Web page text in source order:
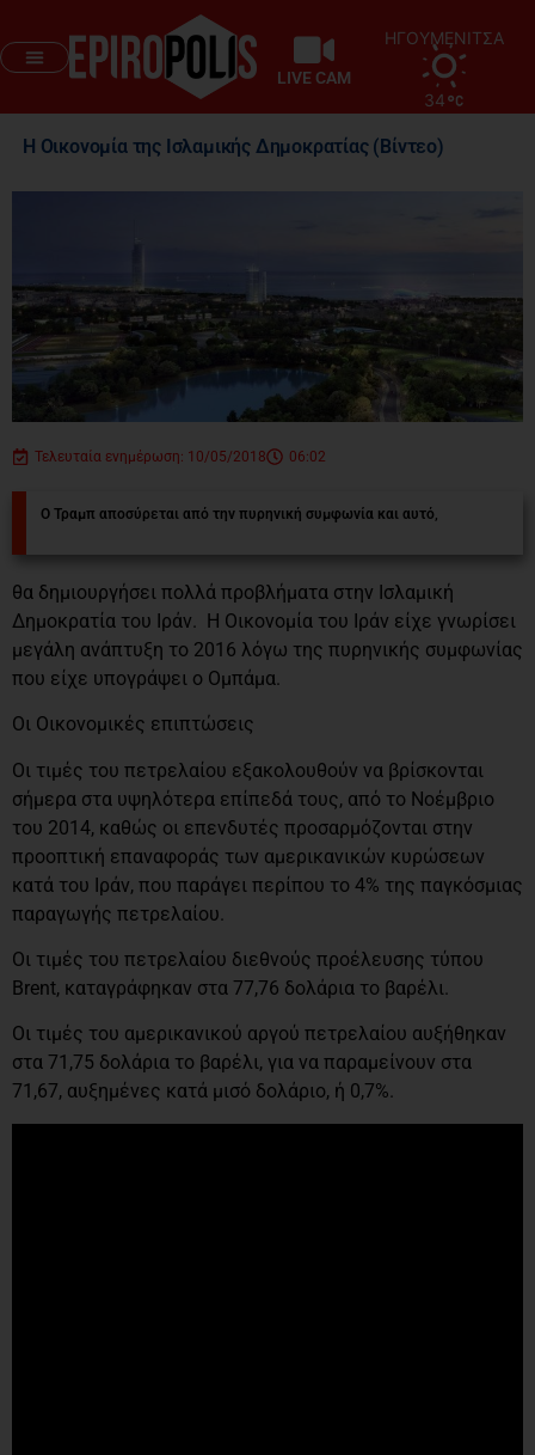
LIVE CAM
ΗΓΟΥΜΕΝΙΤΣΑ
34
Η Οικονομία της Ισλαμικής Δημοκρατίας (Βίντεο)
Τελευταία ενημέρωση: 10/05/2018 06:02
Ο Τραμπ αποσύρεται από την πυρηνική συμφωνία και αυτό,
θα δημιουργήσει πολλά προβλήματα στην Ισλαμική
Δημοκρατία του Ιράν. Η Οικονομία του Ιράν είχε γνωρίσει
μεγάλη ανάπτυξη το 2016 λόγω της πυρηνικής συμφωνίας
που είχε υπογράψει ο Ομπάμα.
Οι Οικονομικές επιπτώσεις
Οι τιμές του πετρελαίου εξακολουθούν να βρίσκονται
σήμερα στα υψηλότερα επίπεδά τους, από το Νοέμβριο
του 2014, καθώς οι επενδυτές προσαρμόζονται στην
προοπτική επαναφοράς των αμερικανικών κυρώσεων
κατά του Ιράν, που παράγει περίπου το 4% της παγκόσμιας
παραγωγής πετρελαίου.
Οι τιμές του πετρελαίου διεθνούς προέλευσης τύπου
Brent, καταγράφηκαν στα 77,76 δολάρια το βαρέλι.
Οι τιμές του αμερικανικού αργού πετρελαίου αυξήθηκαν
στα 71,75 δολάρια το βαρέλι, για να παραμείνουν στα
71,67, αυξημένες κατά μισό δολάριο, ή 0,7%.